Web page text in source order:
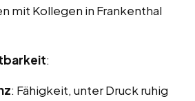
mit Kollegen in Frankenthal
:
: Fähigkeit, unter Druck ruhig